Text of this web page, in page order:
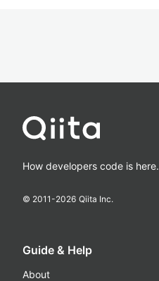
How developers code is here.
© 2011-2026 Qiita Inc.
Guide & Help
About